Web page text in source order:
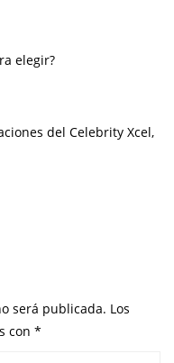
elegir?
del Celebrity Xcel,
será publicada. Los
con *